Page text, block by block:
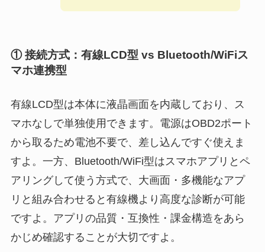
① 接続方式：有線LCD型 vs Bluetooth/WiFiス
マホ連携型
有線LCD型は本体に液晶画面を内蔵しており、ス
マホなしで単独使用できます。電源はOBD2ポート
から取るため電池不要で、差し込んですぐ使えま
すよ。一方、Bluetooth/WiFi型はスマホアプリとペ
アリングして使う方式で、大画面・多機能なアプ
リと組み合わせると有線機より高度な診断が可能
ですよ。アプリの品質・互換性・課金構造をあら
かじめ確認することが大切ですよ。